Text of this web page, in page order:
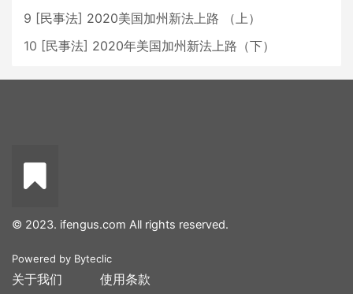
9 [民事法] 2020美国加州新法上路 （上）
10 [民事法] 2020年美国加州新法上路（下）
© 2023. ifengus.com All rights reserved.
Powered by Byteclic
关于我们
使用条款